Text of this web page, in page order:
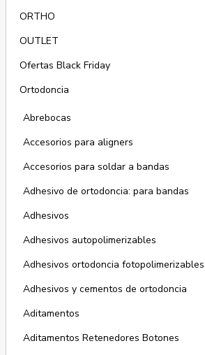
ORTHO
OUTLET
Ofertas Black Friday
Ortodoncia
Abrebocas
Accesorios para aligners
Accesorios para soldar a bandas
Adhesivo de ortodoncia: para bandas
Adhesivos
Adhesivos autopolimerizables
Adhesivos ortodoncia fotopolimerizables
Adhesivos y cementos de ortodoncia
Aditamentos
Aditamentos Retenedores Botones